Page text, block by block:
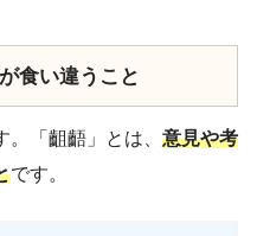
食い違うこと
。「齟齬」とは、 意見や考
です。